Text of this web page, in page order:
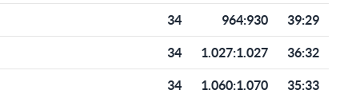
34 964:930 39:29
34 1.027:1.027 36:32
34 1.060:1.070 35:33